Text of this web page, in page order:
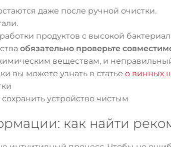
даже после ручной очистки.
продуктов с высокой
обязательно проверьте
веществам, и
вы можете узнать в статье о винных
устройство чистым
как найти